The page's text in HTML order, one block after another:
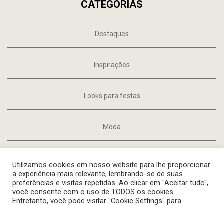
CATEGORIAS
Destaques
Inspirações
Looks para festas
Moda
Utilizamos cookies em nosso website para lhe proporcionar
a experiência mais relevante, lembrando-se de suas
preferências e visitas repetidas. Ao clicar em "Aceitar tudo",
você consente com o uso de TODOS os cookies.
Entretanto, você pode visitar "Cookie Settings" para